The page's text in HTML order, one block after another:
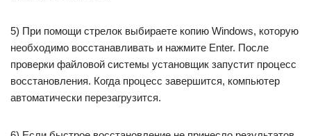
5) При помощи стрелок выбираете копию Windows, которую
необходимо восстанавливать и нажмите Enter. После
проверки файловой системы установщик запустит процесс
восстановления. Когда процесс завершится, компьютер
автоматически перезагрузится.